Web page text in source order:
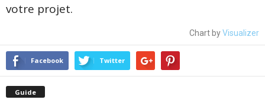
votre projet.
Chart byVisualizer
Facebook Twitter
Guide